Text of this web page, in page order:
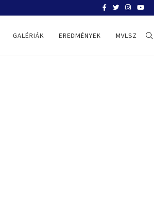
GALÉRIÁK EREDMÉNYEK MVLSZ